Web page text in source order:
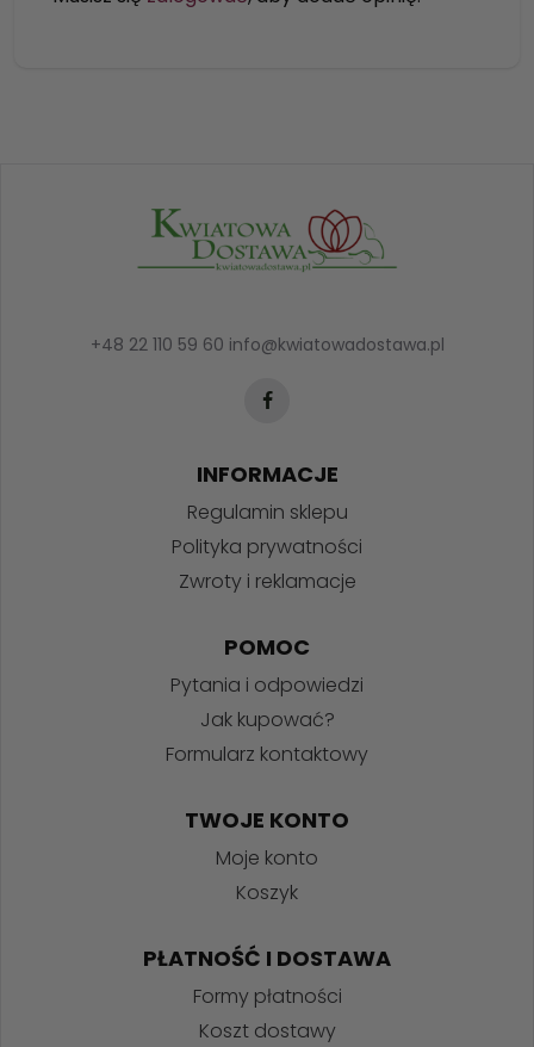
+48 22 110 59 60 info@kwiatowadostawa.pl
INFORMACJE
Regulamin sklepu
Polityka prywatności
Zwroty i reklamacje
POMOC
Pytania i odpowiedzi
Jak kupować?
Formularz kontaktowy
TWOJE KONTO
Moje konto
Koszyk
PŁATNOŚĆ I DOSTAWA
Formy płatności
Koszt dostawy